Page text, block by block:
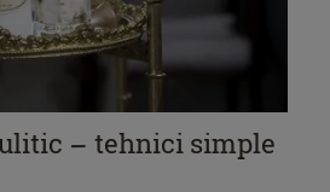
– tehnici simple